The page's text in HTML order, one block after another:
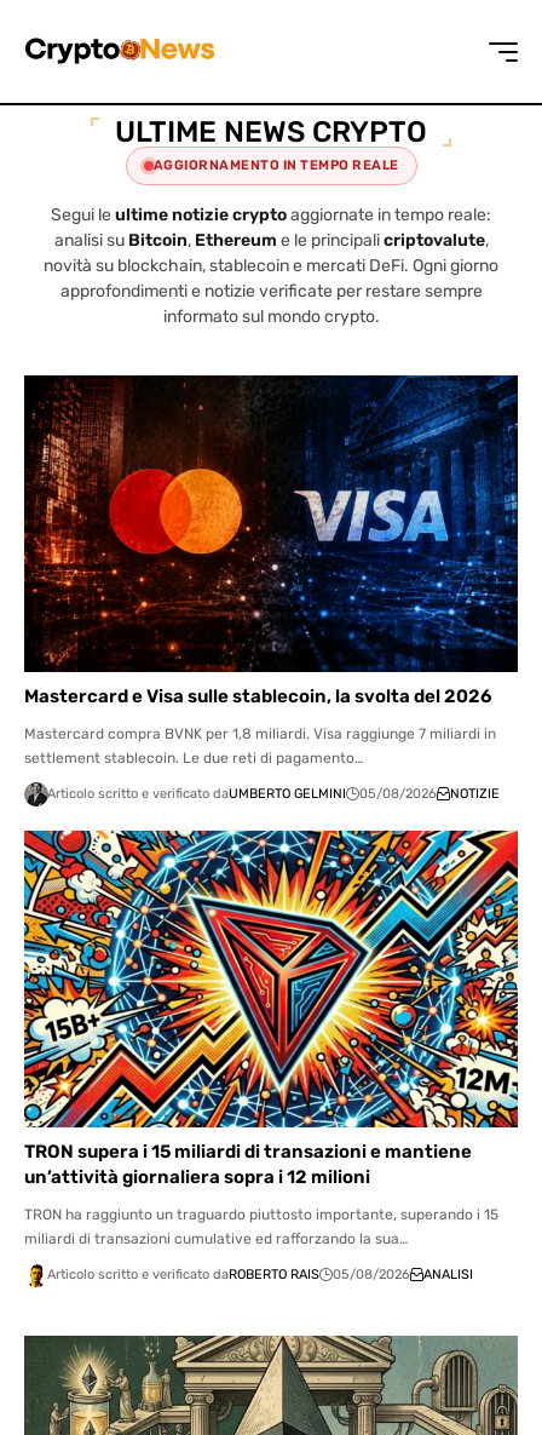
ULTIME NEWS CRYPTO
AGGIORNAMENTO IN TEMPO REALE
Segui leultime notizie cryptoaggiornate in tempo reale:
analisi su Bitcoin, Ethereum e le principalicriptovalute,
novità su blockchain, stablecoin e mercati DeFi. Ogni giorno
approfondimenti e notizie verificate per restare sempre
informato sul mondo crypto.
Mastercard e Visa sulle stablecoin, la svolta del 2026
Mastercard compra BVNK per 1,8 miliardi. Visa raggiunge 7 miliardi in
settlement stablecoin. Le due reti di pagamento…
Articolo scritto e verificato daUMBERTO GELMINI 05/08/2026 NOTIZIE
TRON supera i 15 miliardi di transazioni e mantiene
un’attività giornaliera sopra i 12 milioni
TRON ha raggiunto un traguardo piuttosto importante, superando i 15
miliardi di transazioni cumulative ed rafforzando la sua…
Articolo scritto e verificato daROBERTO RAIS 05/08/2026 ANALISI